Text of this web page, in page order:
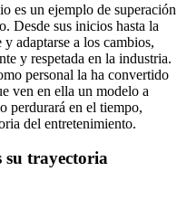
es un ejemplo de superación
Desde sus inicios hasta la
adaptarse a los cambios,
y respetada en la industria.
personal la ha convertido
ven en ella un modelo a
perdurará en el tiempo,
del entretenimiento.
su trayectoria